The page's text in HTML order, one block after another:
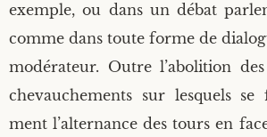
exemple, ou dans un débat
comme dans toute forme de
modé­ra­teur. Outre l’abolition
che­vau­che­ments sur les­quels
ment l’alternance des tours en